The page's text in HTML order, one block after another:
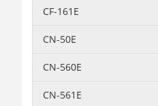
CF-161E
CN-50E
CN-560E
CN-561E